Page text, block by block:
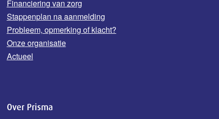
Financiering van zorg
Stappenplan na aanmelding
Probleem, opmerking of klacht?
Onze organisatie
Actueel
Over Prisma